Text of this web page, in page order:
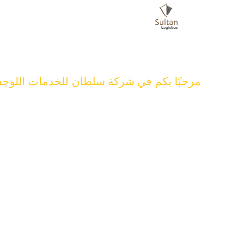
مرحبًا بكم في شركة سلطان للخدمات